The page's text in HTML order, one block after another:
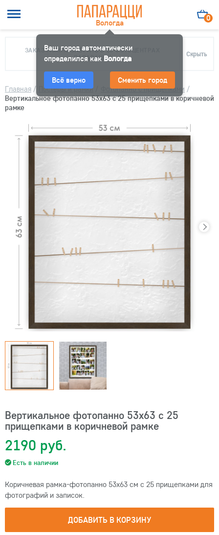
Вологда
Ваш город автоматически
определился как Вологда
Всё верно Сменить город
0
ЗАКАЗ МОЖНО ЗАБРАТЬ В 10 ФОТОЦЕНТРАХ
ПАПАРАЦЦИ
Скрыть
Главная / Постеры и рамки Фотопанно с прищепками /
Вертикальное фотопанно 53x63 с 25 прищепками в коричневой
рамке
Вертикальное фотопанно 53x63 с 25
прищепками в коричневой рамке
2190 руб.
Есть в наличии
Коричневая рамка-фотопанно 53х63 см с 25 прищепками для
фотографий и записок.
ДОБАВИТЬ В КОРЗИНУ